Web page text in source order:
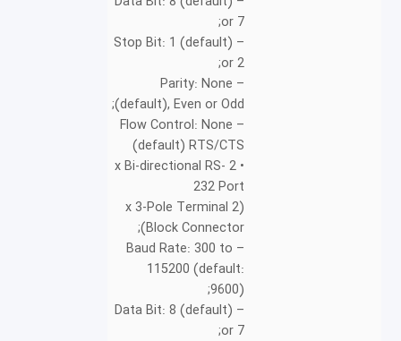
or 7;
– Stop Bit: 1 (default)
or 2;
– Parity: None
(default), Even or Odd;
– Flow Control: None
(default) RTS/CTS
• 2 x Bi-directional RS-
232 Port
(2 x 3-Pole Terminal
Block Connector);
– Baud Rate: 300 to
115200 (default:
9600);
– Data Bit: 8 (default)
or 7;